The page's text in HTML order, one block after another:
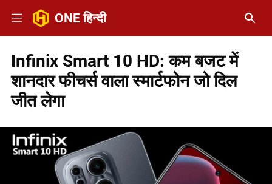
ONE हिन्दी
Infinix Smart 10 HD: कम बजट में
शानदार फीचर्स वाला स्मार्टफोन जो दिल
जीत लेगा